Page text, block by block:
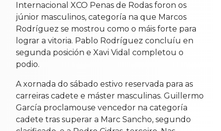
Internacional XCO Penas de Rodas foron os
júnior masculinos, categoría na que Marcos
Rodríguez se mostrou como o máis forte para
lograr a vitoria. Pablo Rodríguez concluíu en
segunda posición e Xavi Vidal completou o
podio.
A xornada do sábado estivo reservada para as
carreiras cadete e máster masculinas. Guillermo
García proclamouse vencedor na categoría
cadete tras superar a Marc Sancho, segundo